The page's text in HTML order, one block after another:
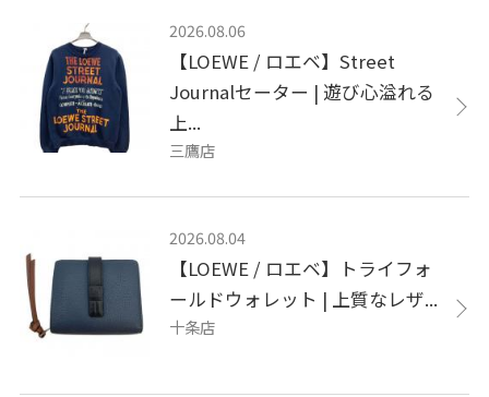
2026.08.06
【LOEWE / ロエベ】Street
Journalセーター | 遊び心溢れる
上...
三鷹店
2026.08.04
【LOEWE / ロエベ】トライフォ
ールドウォレット | 上質なレザ...
十条店